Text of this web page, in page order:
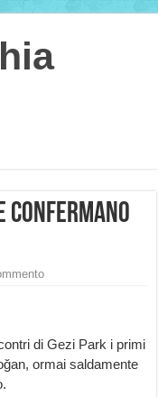
confermano
di Gezi Park i primi
ormai saldamente